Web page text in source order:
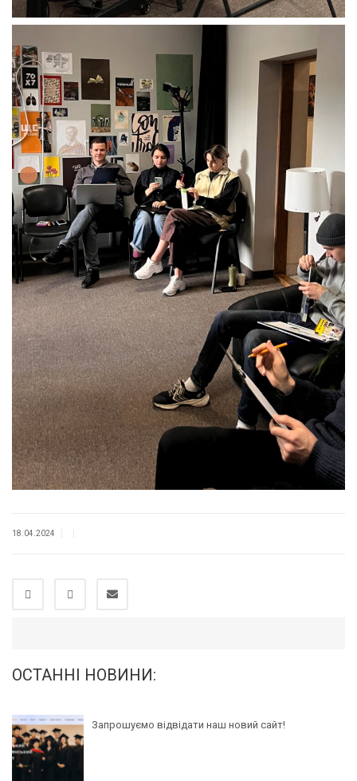
18.04.2024
ОСТАННІ НОВИНИ:
Запрошуємо відвідати наш новий сайт!